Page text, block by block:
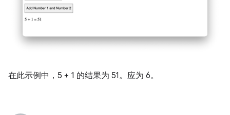
在此示例中，5 + 1 的结果为 51。应为 6。